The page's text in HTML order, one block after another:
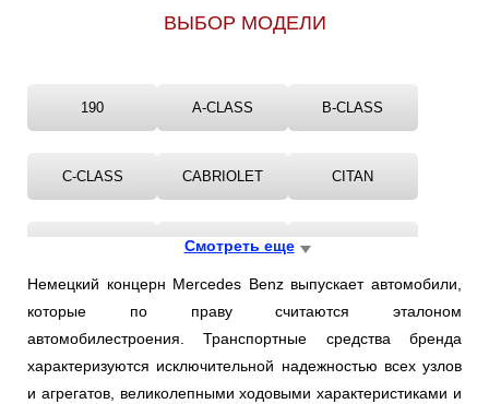
Ростов-на-Дону
Санкт-Петербург
Саратов
Солнцево
ВЫБОР МОДЕЛИ
190 A-CLASS B-CLASS
C-CLASS CABRIOLET CITAN
CLC-CLASS
CLS COUPE E-CLASS
Смотреть еще
Немецкий концерн Mercedes Benz выпускает автомобили,
которые по праву считаются эталоном
автомобилестроения. Транспортные средства бренда
характеризуются исключительной надежностью всех узлов
и агрегатов, великолепными ходовыми характеристиками и